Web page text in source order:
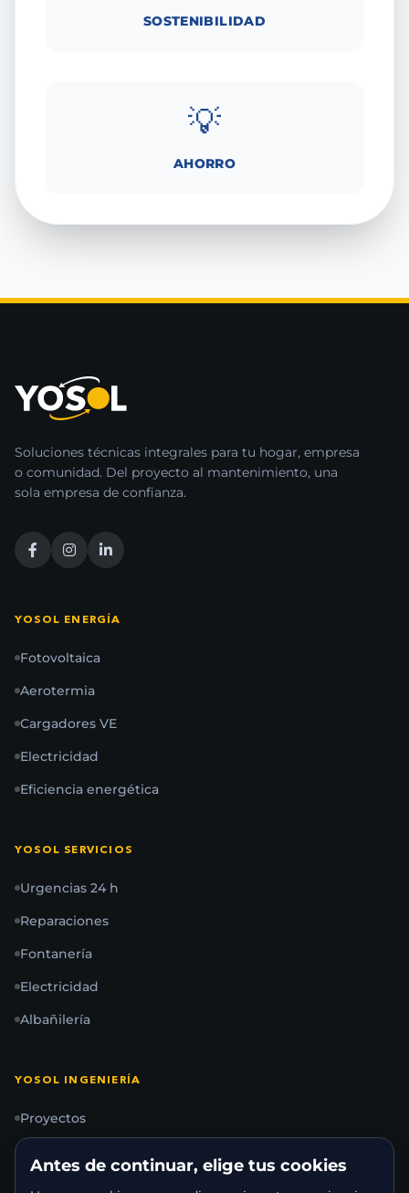
SOSTENIBILIDAD
💡
AHORRO
Soluciones técnicas integrales para tu hogar, empresa
o comunidad. Del proyecto al mantenimiento, una
sola empresa de confianza.
YOSOL ENERGÍA
Fotovoltaica
Aerotermia
Cargadores VE
Electricidad
Eficiencia energética
YOSOL SERVICIOS
Urgencias 24 h
Reparaciones
Fontanería
Electricidad
Albañilería
YOSOL INGENIERÍA
Proyectos
Antes de continuar, elige tus cookies